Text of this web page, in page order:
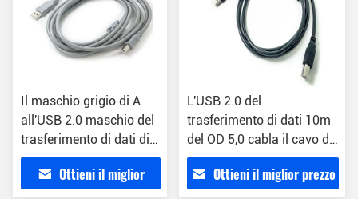
Il maschio grigio di A
all'USB 2.0 maschio del
trasferimento di dati di B
cabla 5M Customized
Ottieni il miglior
L'USB 2.0 del
trasferimento di dati 10m
del OD 5,0 cabla il cavo di
USB A - di USB B
Ottieni il miglior prezzo